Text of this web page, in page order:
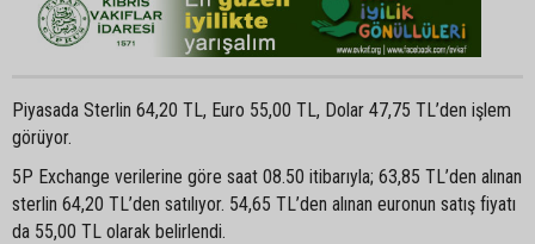
Piyasada Sterlin 64,20 TL, Euro 55,00 TL, Dolar 47,75 TL’den işlem
görüyor.
5P Exchange verilerine göre saat 08.50 itibarıyla; 63,85 TL’den alınan
sterlin 64,20 TL’den satılıyor. 54,65 TL’den alınan euronun satış fiyatı
da 55,00 TL olarak belirlendi.